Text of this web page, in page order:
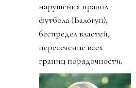
нарушения правил
футбола (Балогун),
беспредел властей,
пересечение всех
границ порядочности.